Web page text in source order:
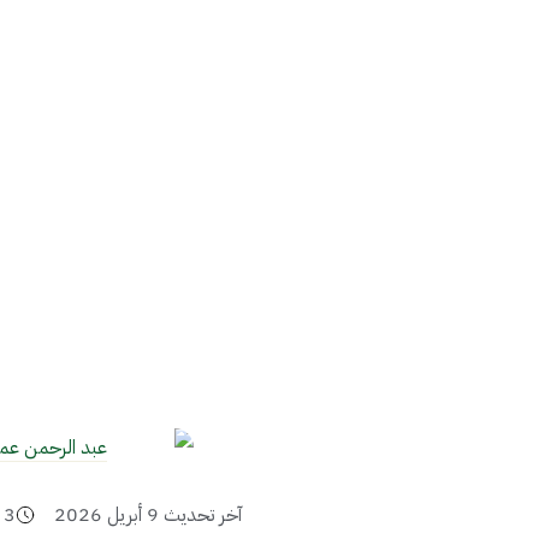
عبد الرحمن
آخر تحديث 9 أبريل 2026 3